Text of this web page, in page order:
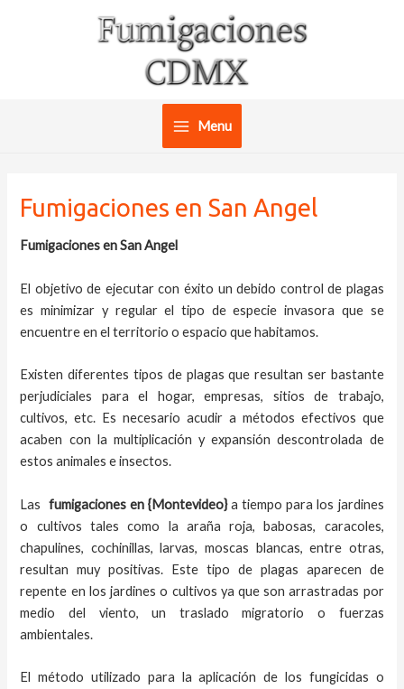
Main
Menu
Fumigaciones en San Angel
Fumigaciones en San Angel
El objetivo de ejecutar con éxito un debido control de plagas
es minimizar y regular el tipo de especie invasora que se
encuentre en el territorio o espacio que habitamos.
Existen diferentes tipos de plagas que resultan ser bastante
perjudiciales para el hogar, empresas, sitios de trabajo,
cultivos, etc. Es necesario acudir a métodos efectivos que
acaben con la multiplicación y expansión descontrolada de
estos animales e insectos.
Las fumigaciones en{Montevideo}a tiempopara los jardines
o cultivos tales como la araña roja, babosas, caracoles,
chapulines, cochinillas, larvas, moscas blancas, entre otras,
resultan muy positivas. Este tipo de plagas aparecen de
repente en los jardines o cultivos ya que son arrastradas por
medio del viento, un traslado migratorio o fuerzas
ambientales.
El método utilizado para la aplicación de los fungicidas o